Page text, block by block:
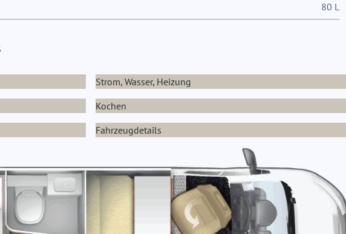
80 L
Strom, Wasser, Heizung
Kochen
Fahrzeugdetails